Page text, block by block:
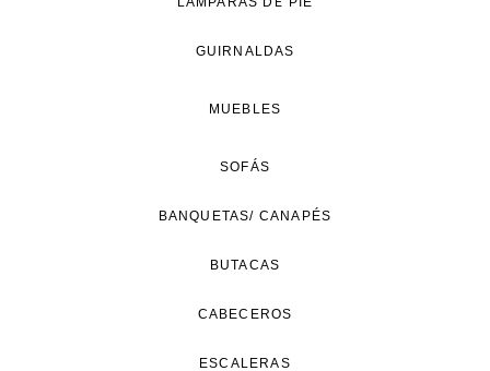
GUIRNALDAS
MUEBLES
SOFÁS
BANQUETAS/ CANAPÉS
BUTACAS
CABECEROS
ESCALERAS